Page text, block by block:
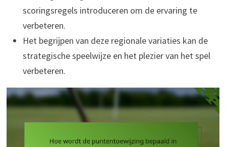
scoringsregels introduceren om de ervaring te
verbeteren.
Het begrijpen van deze regionale variaties kan de
strategische speelwijze en het plezier van het spel
verbeteren.